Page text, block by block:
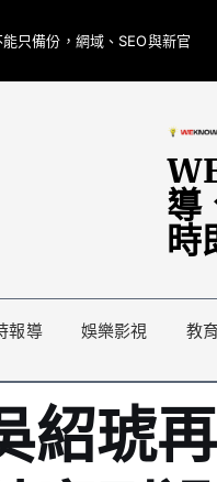
只備份，網域、SEO與新官
導
時
報導 娛樂影視 教
紹琥